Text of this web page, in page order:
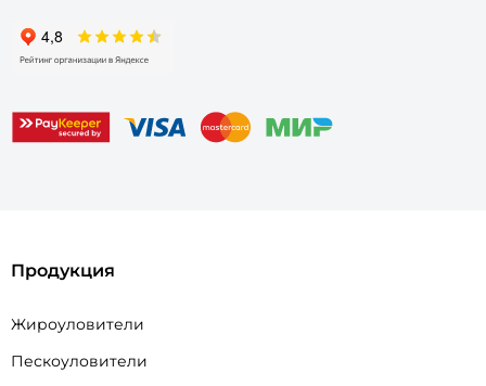
Продукция
Жироуловители
Пескоуловители